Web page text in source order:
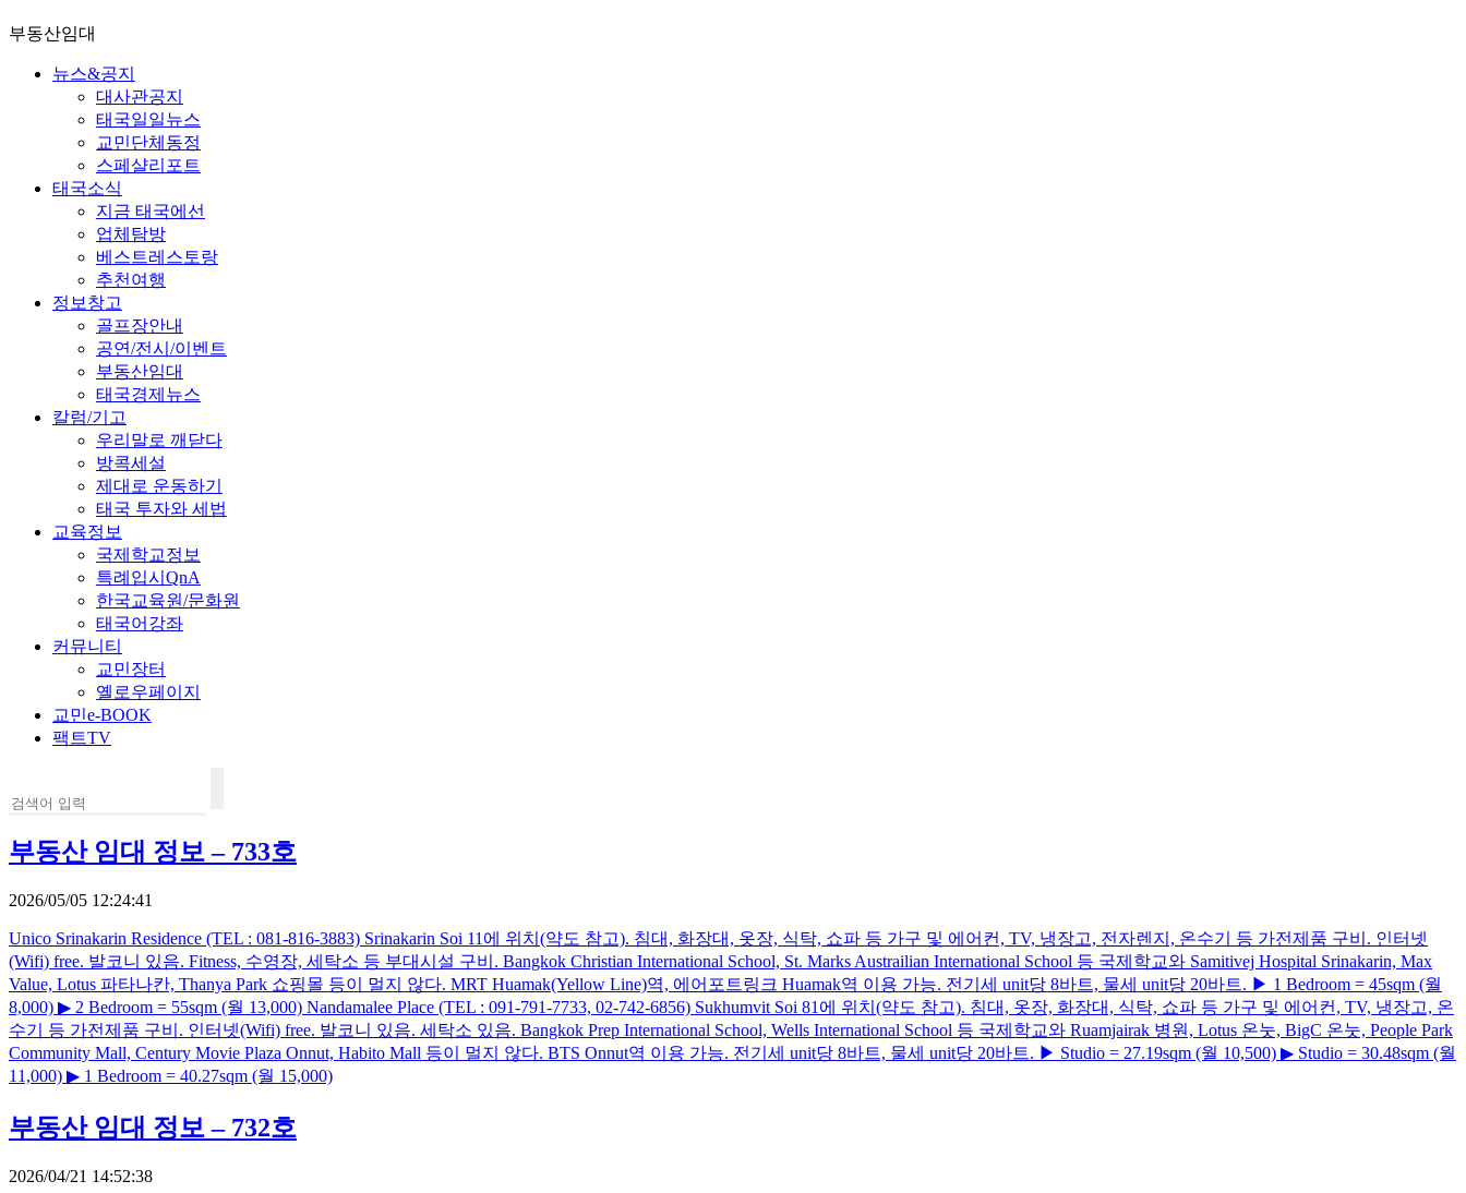
부동산임대
뉴스&공지
대사관공지
태국일일뉴스
교민단체동정
스페샬리포트
태국소식
지금 태국에선
업체탐방
베스트레스토랑
추천여행
정보창고
골프장안내
공연/전시/이벤트
부동산임대
태국경제뉴스
칼럼/기고
우리말로 깨닫다
방콕세설
제대로 운동하기
태국 투자와 세법
교육정보
국제학교정보
특례입시QnA
한국교육원/문화원
태국어강좌
커뮤니티
교민장터
옐로우페이지
교민e-BOOK
팩트TV
부동산 임대 정보 – 733호
2026/05/05 12:24:41
Unico Srinakarin Residence (TEL : 081-816-3883) Srinakarin Soi 11에 위치(약도 참고). 침대, 화장대, 옷장, 식탁, 쇼파 등 가구 및 에어컨, TV, 냉장고, 전자렌지, 온수기 등 가전제품 구비. 인터넷
(Wifi) free. 발코니 있음. Fitness, 수영장, 세탁소 등 부대시설 구비. Bangkok Christian International School, St. Marks Austrailian International School 등 국제학교와 Samitivej Hospital Srinakarin, Max
Value, Lotus 파타나칸, Thanya Park 쇼핑몰 등이 멀지 않다. MRT Huamak(Yellow Line)역, 에어포트링크 Huamak역 이용 가능. 전기세 unit당 8바트, 물세 unit당 20바트. ▶ 1 Bedroom = 45sqm (월
8,000) ▶ 2 Bedroom = 55sqm (월 13,000) Nandamalee Place (TEL : 091-791-7733, 02-742-6856) Sukhumvit Soi 81에 위치(약도 참고). 침대, 옷장, 화장대, 식탁, 쇼파 등 가구 및 에어컨, TV, 냉장고, 온
수기 등 가전제품 구비. 인터넷(Wifi) free. 발코니 있음. 세탁소 있음. Bangkok Prep International School, Wells International School 등 국제학교와 Ruamjairak 병원, Lotus 온눗, BigC 온눗, People Park
Community Mall, Century Movie Plaza Onnut, Habito Mall 등이 멀지 않다. BTS Onnut역 이용 가능. 전기세 unit당 8바트, 물세 unit당 20바트. ▶ Studio = 27.19sqm (월 10,500) ▶ Studio = 30.48sqm (월
11,000) ▶ 1 Bedroom = 40.27sqm (월 15,000)
부동산 임대 정보 – 732호
2026/04/21 14:52:38